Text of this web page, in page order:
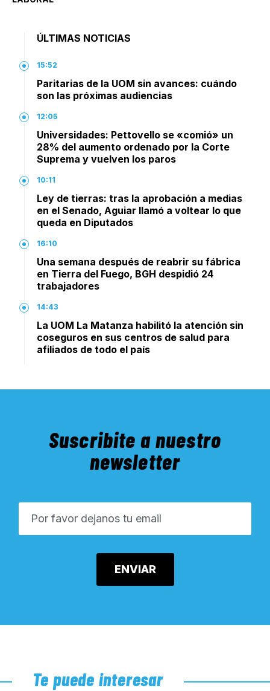
ÚLTIMAS NOTICIAS
15:52
Paritarias de la UOM sin avances: cuándo
son las próximas audiencias
12:05
Universidades: Pettovello se «comió» un
28% del aumento ordenado por la Corte
Suprema y vuelven los paros
10:11
Ley de tierras: tras la aprobación a medias
en el Senado, Aguiar llamó a voltear lo que
queda en Diputados
16:10
Una semana después de reabrir su fábrica
en Tierra del Fuego, BGH despidió 24
trabajadores
14:43
La UOM La Matanza habilitó la atención sin
coseguros en sus centros de salud para
afiliados de todo el país
Suscribite a nuestro
newsletter
Te puede interesar